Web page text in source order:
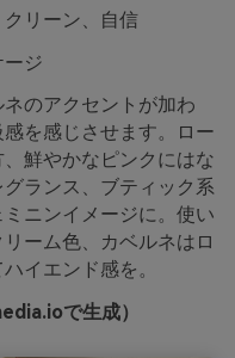
リーン、自信
ージ
のアクセントが加わ
を感じさせます。ロー
鮮やかなピンクにはな
ランス、ブティック系
ニンイメージに。使い
ーム色、カベルネはロ
イエンド感を。
で生成）